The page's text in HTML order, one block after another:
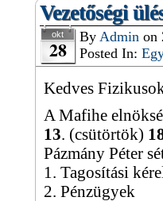
Vezetőségi
okt
28 ByAdmin on
Posted In:
Kedves
A Mafihe
13. (csütörtök)
Pázmány Péter
1. Tagosítási
2. Pénzügyek